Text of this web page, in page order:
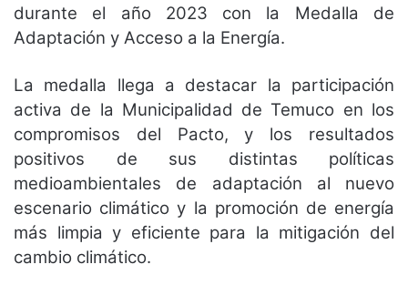
durante el año 2023 con la Medalla de
Adaptación y Acceso a la Energía.
La medalla llega a destacar la participación
activa de la Municipalidad de Temuco en los
compromisos del Pacto, y los resultados
positivos de sus distintas políticas
medioambientales de adaptación al nuevo
escenario climático y la promoción de energía
más limpia y eficiente para la mitigación del
cambio climático.